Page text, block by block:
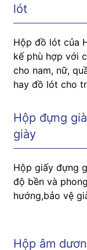
lót
Hộp đồ lót của
kế phù hợp với
cho nam, nữ,
hay đồ lót cho
Hộp đựng
giày
Hộp giấy đựng
độ bền và
hướng,bảo vệ
Hộp âm